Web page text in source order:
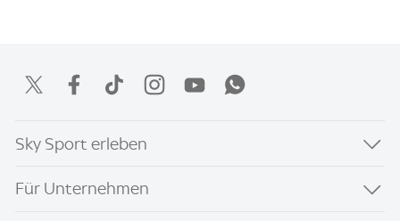
Sky Sport erleben
Für Unternehmen